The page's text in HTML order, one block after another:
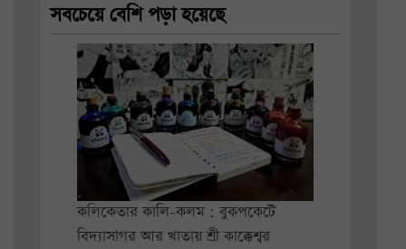
সবচেয়ে বেশি পড়া হয়েছে
কলিকেতার কালি-কলম : বুকপকেটে
বিদ্যাসাগর আর খাতায় শ্রী কাক্কেশ্বর